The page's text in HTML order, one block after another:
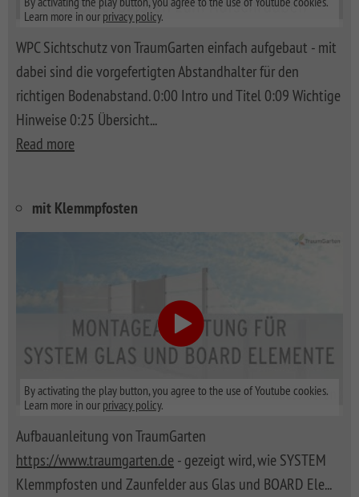
Learn more in our privacy policy.
WPC Sichtschutz von TraumGarten einfach aufgebaut - mit
dabei sind die vorgefertigten Abstandhalter für den
richtigen Bodenabstand. 0:00 Intro und Titel 0:09 Wichtige
Hinweise 0:25 Übersicht...
Read more
mit Klemmpfosten
By activating the play button, you agree to the use of Youtube cookies.
Learn more in our privacy policy.
Aufbauanleitung von TraumGarten
https://www.traumgarten.de - gezeigt wird, wie SYSTEM
Klemmpfosten und Zaunfelder aus Glas und BOARD Ele...